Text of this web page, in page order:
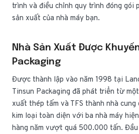
trình và điều chỉnh quy trình đóng gói
sản xuất của nhà máy bạn.
Nhà Sản Xuất Được
Packaging
Được thành lập vào năm 1998 tại
Tinsun Packaging đã phát triển từ
xuất thép tấm và TFS thành nhà
kim loại toàn diện với ba nhà máy
hàng năm vượt quá 500.000 tấn.